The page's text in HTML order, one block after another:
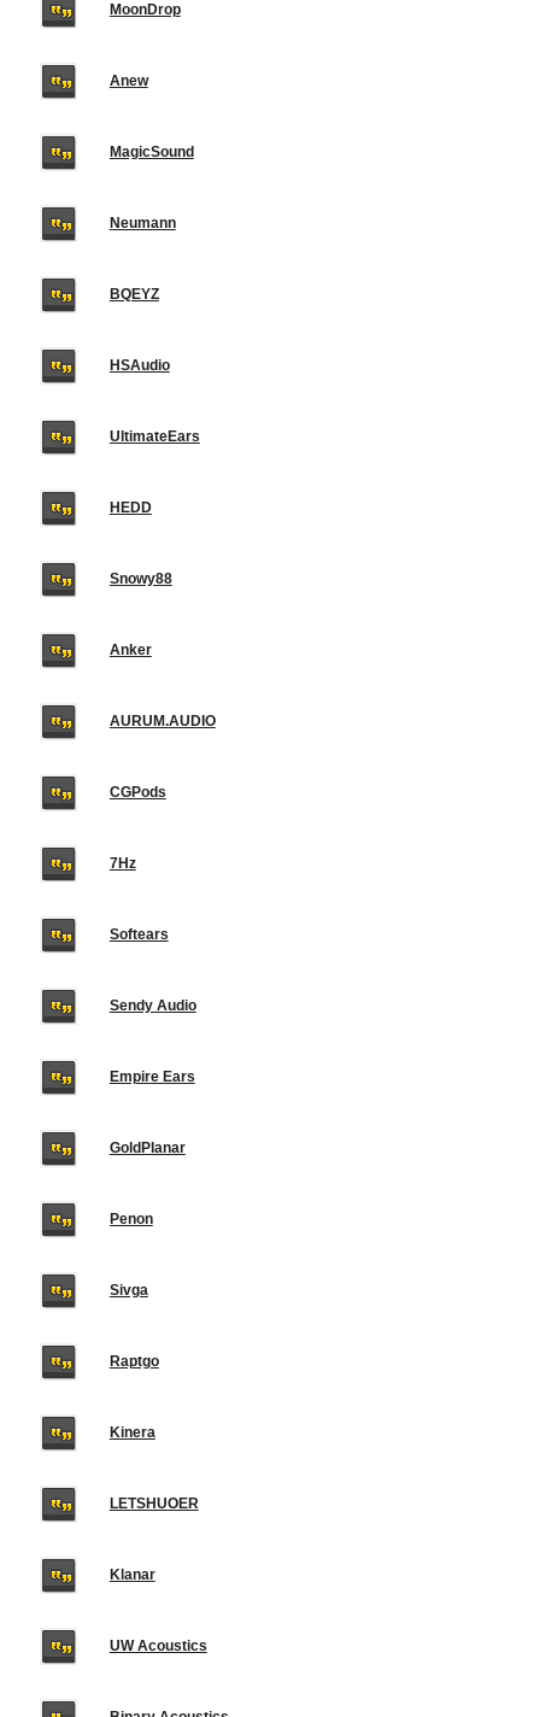
MoonDrop
Anew
MagicSound
Neumann
BQEYZ
HSAudio
UltimateEars
HEDD
Snowy88
Anker
AURUM.AUDIO
CGPods
7Hz
Softears
Sendy Audio
Empire Ears
GoldPlanar
Penon
Sivga
Raptgo
Kinera
LETSHUOER
Klanar
UW Acoustics